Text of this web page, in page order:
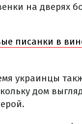
на дверях
писанки в
украинцы
дом